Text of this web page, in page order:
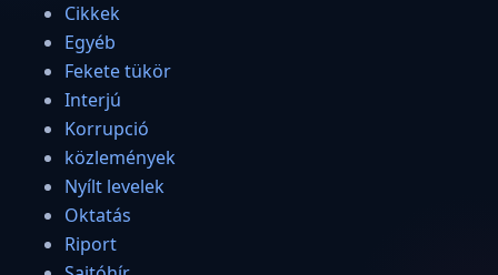
Cikkek
Egyéb
Fekete tükör
Interjú
Korrupció
közlemények
Nyílt levelek
Oktatás
Riport